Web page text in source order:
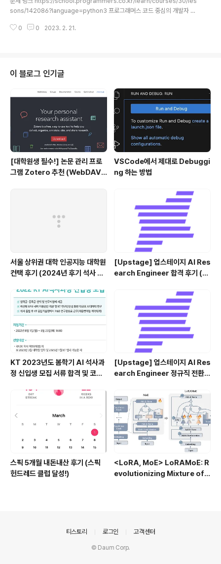
sons/142086?language=python3 프로그래머스 코드 중심의 개발자 채
고, 나와 기술 궁합이 잘 맞는 기업들을 매칭 받으세요. programmers.co.kr
g)): # 처..
0 0 2023. 2. 21.
이 블로그 인기글
[대학원생 필수!] 논문 관리 프로
그램 Zotero 추천 (WebDAV
VSCode에서 제대로 Debuggi
ng 하는 방법
서울 상위권 대학 인공지능 대학원
컨택 후기 (2024년 후기 석사 지
[Upstage] 업스테이지 AI Res
earch Engineer 합격 후기 (정
KT 2023년도 봄학기 AI 석사과
정 신입생 모집 서류 합격 및 코딩
[Upstage] 업스테이지 AI Res
earch Engineer 정규직 전환
스픽 5개월 내돈내산 후기 (스픽
헌드레드 클럽 달성!)
<LoRA, MoE> LoRAMoE: R
evolutionizing Mixture of E
티스토리 로그인 고객센터
© Daum Corp.